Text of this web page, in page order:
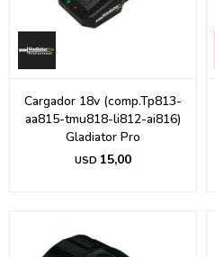
Cargador 18v (comp.Tp813-
aa815-tmu818-li812-ai816)
Gladiator Pro
USD 15,00